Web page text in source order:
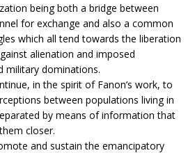
being both a bridge between
for exchange and also a common
which all tend towards the liberation
alienation and imposed
military dominations.
in the spirit of Fanon’s work, to
between populations living in
by means of information that
closer.
and sustain the emancipatory